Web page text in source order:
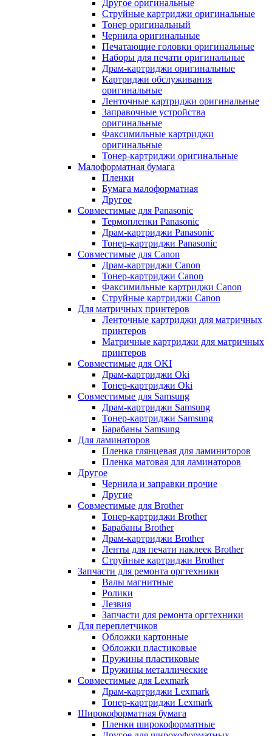
Другое оригинальные
Струйные картриджи оригинальные
Тонер оригинальный
Чернила оригинальные
Печатающие головки оригинальные
Наборы для печати оригинальные
Драм-картриджи оригинальные
Картриджи обслуживания
оригинальные
Ленточные картриджи оригинальные
Заправочные устройства
оригинальные
Факсимильные картриджи
оригинальные
Тонер-картриджи оригинальные
Малоформатная бумага
Пленки
Бумага малоформатная
Другое
Совместимые для Panasonic
Термопленки Panasonic
Драм-картриджи Panasonic
Тонер-картриджи Panasonic
Совместимые для Canon
Драм-картриджи Canon
Тонер-картриджи Canon
Факсимильные картриджи Canon
Струйные картриджи Canon
Для матричных принтеров
Ленточные картриджи для матричных
принтеров
Матричные картриджи для матричных
принтеров
Совместимые для OKI
Драм-картриджи Oki
Тонер-картриджи Oki
Совместимые для Samsung
Драм-картриджи Samsung
Тонер-картриджи Samsung
Барабаны Samsung
Для ламинаторов
Пленка глянцевая для ламиниторов
Пленка матовая для ламинаторов
Другое
Чернила и заправки прочие
Другие
Совместимые для Brother
Тонер-картриджи Brother
Барабаны Brother
Драм-картриджи Brother
Ленты для печати наклеек Brother
Струйные картриджи Brother
Запчасти для ремонта оргтехники
Валы магнитные
Ролики
Лезвия
Запчасти для ремонта оргтехники
Для переплетчиков
Обложки картонные
Обложки пластиковые
Пружины пластиковые
Пружины металлические
Совместимые для Lexmark
Драм-картриджи Lexmark
Тонер-картриджи Lexmark
Широкоформатная бумага
Пленки широкоформатные